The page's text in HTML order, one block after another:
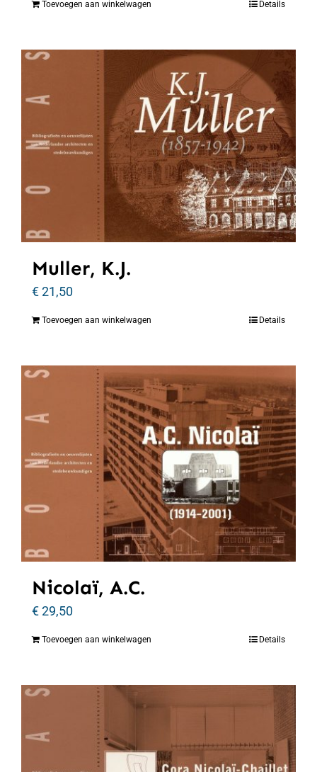
Toevoegen aan winkelwagen Details
Muller, K.J.
€21,50
Toevoegen aan winkelwagen Details
Nicolaï, A.C.
€29,50
Toevoegen aan winkelwagen Details